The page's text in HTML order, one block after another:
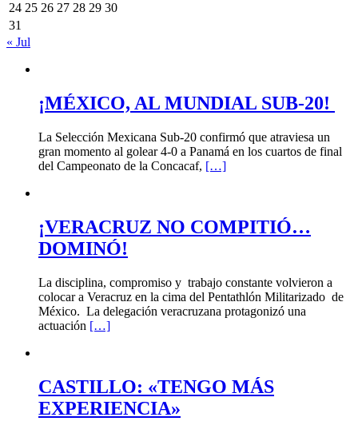
24 25 26 27 28 29 30
31
« Jul
¡MÉXICO, AL MUNDIAL SUB-20!
La Selección Mexicana Sub-20 confirmó que atraviesa un
gran momento al golear 4-0 a Panamá en los cuartos de final
del Campeonato de la Concacaf, […]
¡VERACRUZ NO COMPITIÓ…
DOMINÓ!
La disciplina, compromiso y trabajo constante volvieron a
colocar a Veracruz en la cima del Pentathlón Militarizado de
México. La delegación veracruzana protagonizó una
actuación […]
CASTILLO: «TENGO MÁS
EXPERIENCIA»